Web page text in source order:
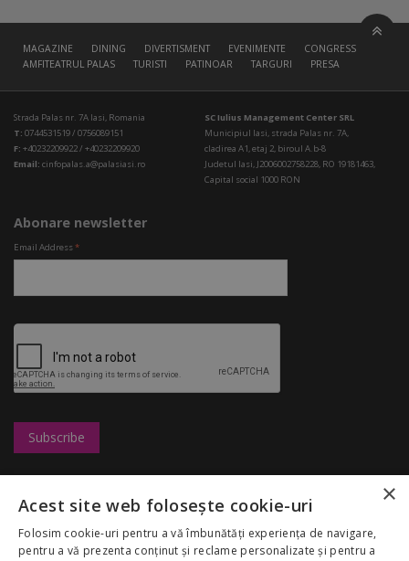
MAGAZINE DINING DIVERTISMENT EVENIMENTE
CONGRESS HALL
AMFITEATRUL PALAS
TURISTI PATINOAR TARGURI PRESA
Strada Palas nr. 7A Iasi, Romania
T: 0744531519 / 0756089151
F: +40232209922 / +40232209920
Email: cinfopalas.a@palasiasi.ro
SC Iulius Management Center SRL
Municipiul Iasi, strada Palas nr. 7A,
cladirea A1, etaj 2, biroul A.b-8
Judetul Iasi, J2006002758228, RO 19181463,
Capital social 1000 RON
Abonare newsletter
Email Address*
Marketing
Regulamentul
Palas Mall
Congresshall
Targuri
Restaurante
Reduceri
Despre noi
×
Acest site web folosește cookie-uri
Folosim cookie-uri pentru a vă îmbunătăți experiența de navigare,
pentru a vă prezenta conținut și reclame personalizate și pentru a